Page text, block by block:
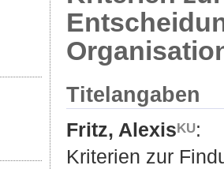
Titelangaben
Fritz, Alexis
:
Kriterien zur